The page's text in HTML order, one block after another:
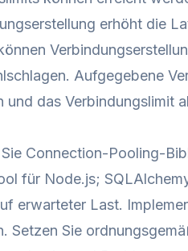
erhöht die
Aufgegebene
und das Verbindungslimit
Connection-Pooling-
für Node.js;
erwarteter Last.
Setzen Sie